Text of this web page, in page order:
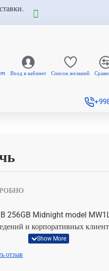
Вход в кабинет Список желаний
256GB Midnight model
и корпоративных
15 inch; Процессор: M4;
отзыв